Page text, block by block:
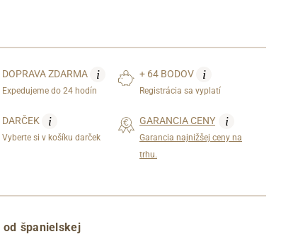
DOPRAVAZDARMA i
Expedujeme do 24 hodín
+ 64 BODOV i
Registrácia sa vyplatí
DARČEK i
Vyberte si v košíku darček
GARANCIA CENY i
Garancia najnižšej ceny na
trhu.
od španielskej